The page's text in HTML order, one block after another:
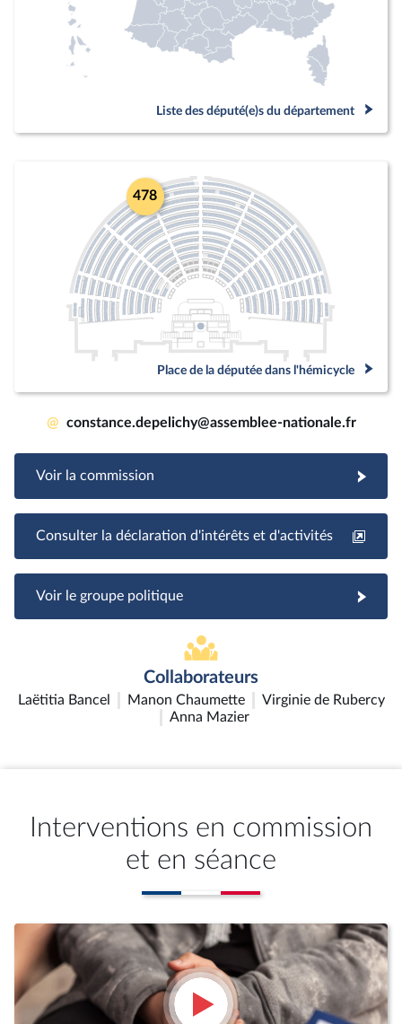
Liste des député(e)s du département
478
Place de la députée dans l'hémicycle
@ constance.depelichy@assemblee-nationale.fr
Voir la commission
Consulter la déclaration d'intérêts et d'activités
Voir le groupe politique
Collaborateurs
Laëtitia Bancel Manon Chaumette
Virginie de Rubercy
Anna Mazier
Interventions en commission
et en séance